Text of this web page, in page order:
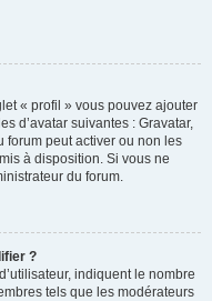
« profil » vous pouvez ajouter
d’avatar suivantes : Gravatar,
forum peut activer ou non les
à disposition. Si vous ne
du forum.
?
indiquent le nombre
tels que les modérateurs